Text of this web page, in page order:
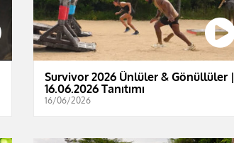
Survivor 2026 Ünlüler & Gönüllüler |
16.06.2026 Tanıtımı
16/06/2026